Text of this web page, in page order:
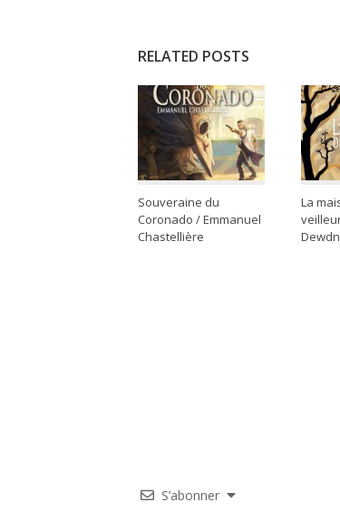
RELATED POSTS
Souveraine du
Coronado / Emmanuel
Chastellière
La
S’abonner